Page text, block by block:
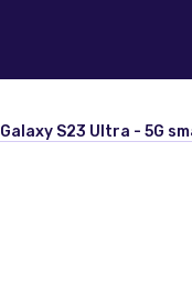
Galaxy S23 Ultra - 5G smartphone - double SIM - RAM 8 Go